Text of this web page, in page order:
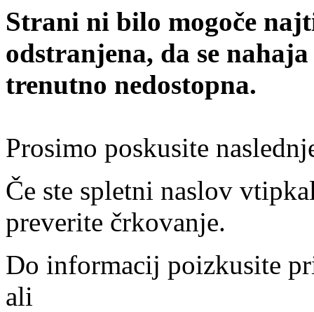
Strani ni bilo mogoče
odstranjena, da se
trenutno nedostopna.
Prosimo poskusite
Če ste spletni naslov
preverite črkovanje.
Do informacij poizkusite
ali